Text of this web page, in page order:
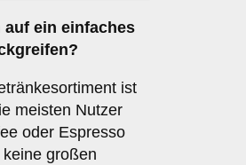
ein einfaches
ist
meisten Nutzer
oder Espresso
großen